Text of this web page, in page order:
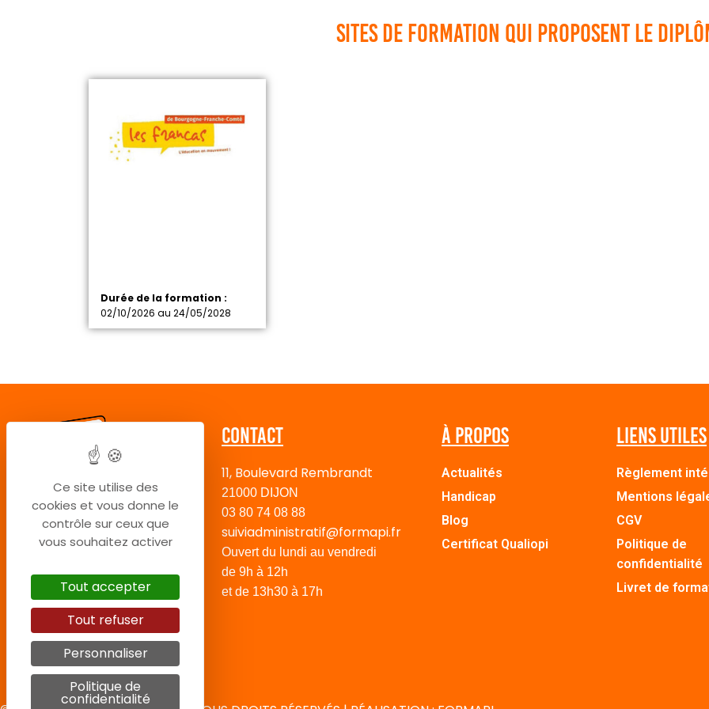
sites de formation qui proposent le
Durée de la formation :
02/10/2026 au 24/05/2028
Contact
11, Boulevard Rembrandt
21000 DIJON
03 80 74 08 88
suiviadministratif@formapi.fr
Ouvert du lundi au vendredi
de 9h à 12h
et de 13h30 à 17h
À propos
Actualités
Handicap
Blog
Certificat Qualiopi
Liens utiles
Règlement
Mentions
CGV
Politique de
confidentialité
Livret de
Ce site utilise des
cookies et vous donne le
contrôle sur ceux que
vous souhaitez activer
Tout accepter
Tout refuser
Personnaliser
Politique de
confidentialité